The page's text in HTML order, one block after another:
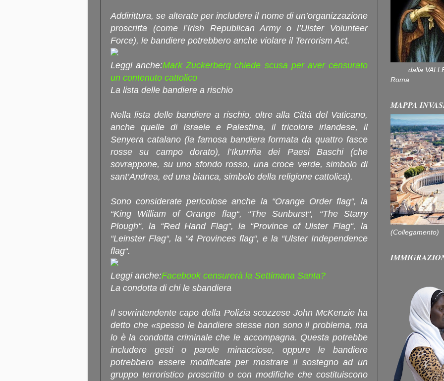
Addirittura, se alterate per includere il nome di un’organizzazione
proscritta (come l’Irish Republican Army o l’Ulster Volunteer
Force), le bandiere potrebbero anche violare il Terrorism Act.
Leggi anche:Mark Zuckerberg chiede scusa per aver censurato
un contenuto cattolico
La lista delle bandiere a rischio
Nella lista delle bandiere a rischio, oltre alla Città del Vaticano,
anche quelle di Israele e Palestina, il tricolore irlandese, il
Senyera catalano (la famosa bandiera formata da quattro fasce
rosse su campo dorato), l’Ikurriña dei Paesi Baschi (che
sovrappone, su uno sfondo rosso, una croce verde, simbolo di
sant’Andrea, ed una bianca, simbolo della religione cattolica).
Sono considerate pericolose anche la “Orange Order flag“, la
“King William of Orange flag“, “The Sunburst“, “The Starry
Plough“, la “Red Hand Flag“, la “Province of Ulster Flag“, la
“Leinster Flag“, la “4 Provinces flag“, e la “Ulster Independence
flag“.
Leggi anche:Facebook censurerà la Settimana Santa?
La condotta di chi le sbandiera
Il sovrintendente capo della Polizia scozzese John McKenzie ha
detto che «spesso le bandiere stesse non sono il problema, ma
lo è la condotta criminale che le accompagna. Questa potrebbe
includere gesti o parole minacciose, oppure le bandiere
potrebbero essere modificate per mostrare il sostegno ad un
gruppo terroristico proscritto o con modifiche che costituiscono
........ dalla
Roma
MAPPA
(Collegamento)